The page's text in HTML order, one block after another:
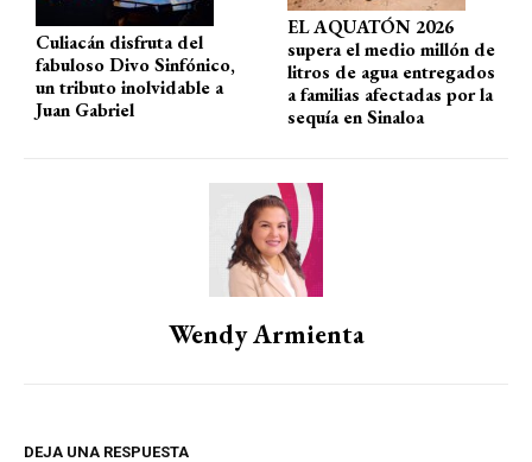
Culiacán disfruta del
fabuloso Divo Sinfónico,
un tributo inolvidable a
Juan Gabriel
EL AQUATÓN 2026
supera el medio millón de
litros de agua entregados
a familias afectadas por la
sequía en Sinaloa
Wendy Armienta
DEJA UNA RESPUESTA